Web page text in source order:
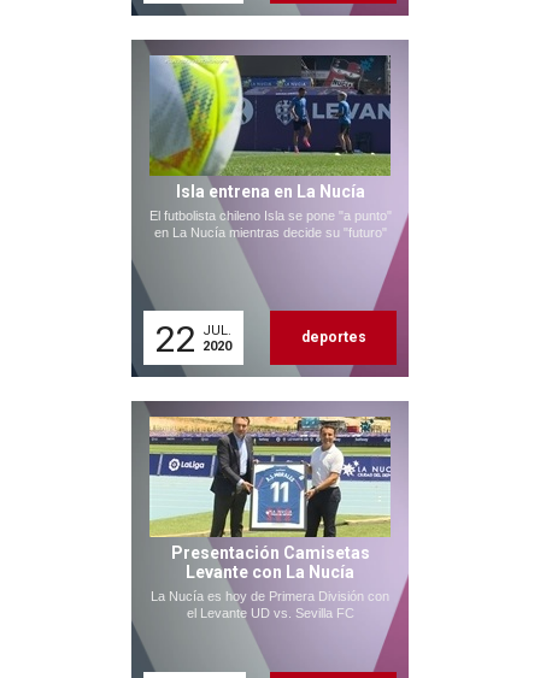
Isla entrena en La Nucía
El futbolista chileno Isla se pone "a punto"
en La Nucía mientras decide su "futuro"
22
JUL.
2020
deportes
Presentación Camisetas
Levante con La Nucía
La Nucía es hoy de Primera División con
el Levante UD vs. Sevilla FC